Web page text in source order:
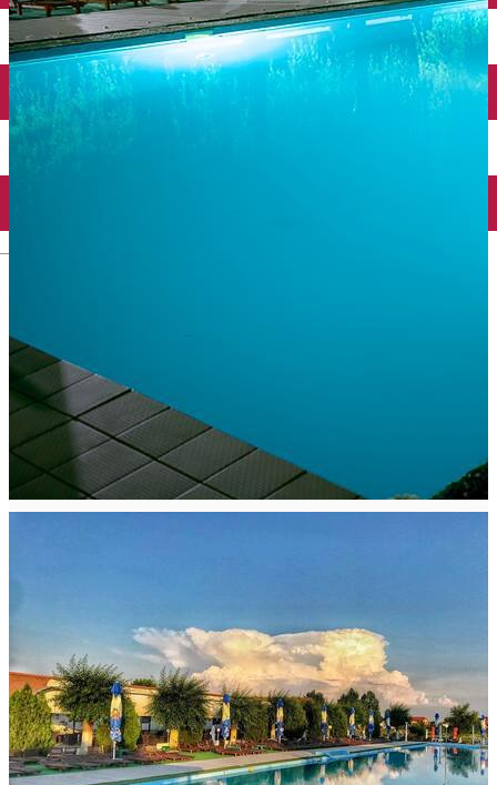
Închirieri auto
Închirieri biciclete
Taxi
Încărcare vehicule electrice